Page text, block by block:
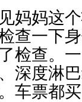
妈妈这
查一下
检查。
深度淋
车票都